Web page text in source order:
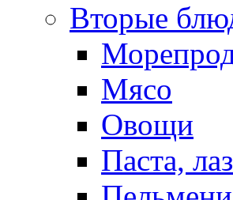
Вторые
Мясо
Овощи
Паста,